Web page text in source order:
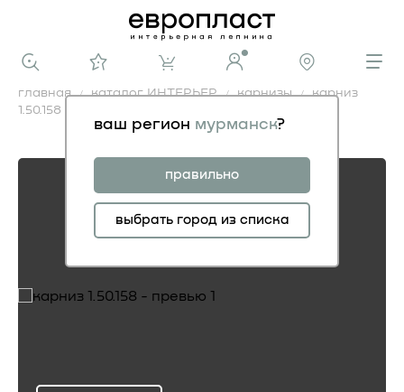
ваш регион мурманск?
правильно
выбрать город из списка
главная каталог ИНТЕРЬЕР карнизы
карниз
1.50.158
карниз 1.50.158